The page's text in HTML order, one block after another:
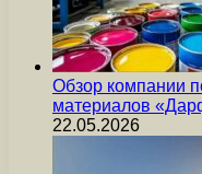
Обзор компании
материалов
22.05.2026